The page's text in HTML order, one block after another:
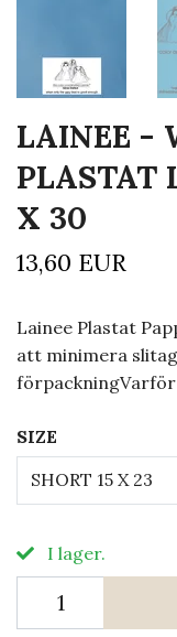
LAINEE -
PLASTAT
X 30
13,60 EUR
Lainee Plastat
att minimera
förpackningVarför
SIZE
SHORT 15 X 23
I lager.